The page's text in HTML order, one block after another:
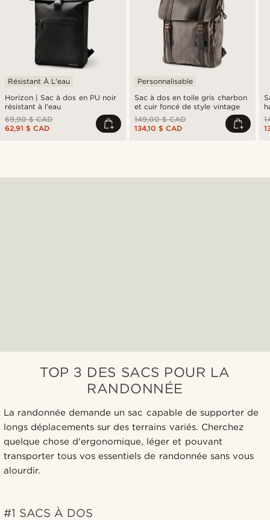
Horizon | Sac à dos en PU noir
résistant à l'eau
Résistant À L'eau
69,90 $ CAD
62,91 $ CAD
Sac à dos en toile gris charbon
et cuir foncé de style vintage
Personnalisable
149,00 $ CAD
134,10 $ CAD
TOP 3 DES SACS POUR LA
RANDONNÉE
La randonnée demande un sac capable de supporter de
longs déplacements sur des terrains variés. Cherchez
quelque chose d'ergonomique, léger et pouvant
transporter tous vos essentiels de randonnée sans vous
alourdir.
#1 SACS À DOS